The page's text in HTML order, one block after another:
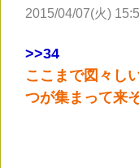
2015/04/07(火)
>>34
ここまで図々し
つが集まって来